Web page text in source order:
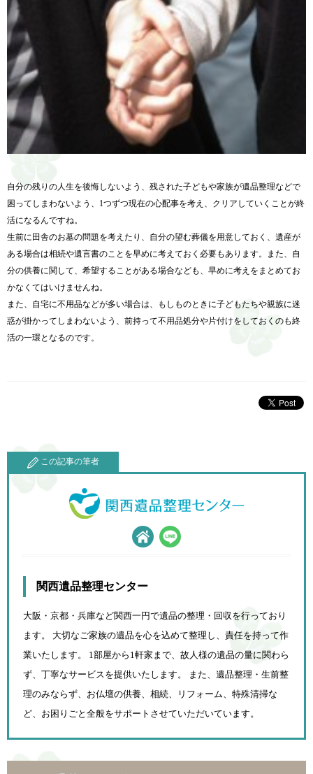
自分の残りの人生を後悔しないよう、残された子どもや家族が遺品整理などで
困ってしまわないよう、1つずつ現在の心配事を考え、クリアしていくことが終
活になるんですね。
生前に田舎のお墓の問題を考えたり、自分の望む葬儀を用意しておく、遺産が
ある場合は相続や遺言書のことを早めに考えておく必要もあります。また、自
分の供養に関して、希望することがある場合なども、早めに考えをまとめてお
かなくてはいけませんね。
また、自宅に不用品などが多い場合は、もしものときに子どもたちや親族に迷
惑が掛かってしまわないよう、前持って不用品処分や片付けをしておくのも終
活の一環となるのです。
この記事の筆者
関西遺品整理センター
大阪・京都・兵庫など関西一円で遺品の整理・回収を行っており
ます。 大切なご家族の遺品を心を込めて整理し、責任を持って作
業いたします。 1部屋から1軒家まで、故人様の遺品の量に関わら
ず、 丁寧なサービスを提供いたします。 また、遺品整理・生前整
理のみならず、お仏壇の供養、相続、
リフォーム、特殊清掃な
ど、お困りごと全般をサポートさせていただいています。